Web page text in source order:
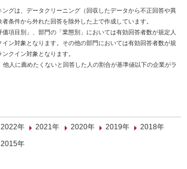
グは、データクリーニング（回収したデータから不正回答や異
条件から外れた回答を除外した上で作成しています。
項目別」、部門の「業態別」においては有効回答者数が規定人
ン対象となります。その他の部門においては有効回答者数が規
クイン対象となります。
人に薦めたくないと回答した人の割合が基準値以下の企業がラ
2022年 2021年 2020年 2019年
2018年
2015年